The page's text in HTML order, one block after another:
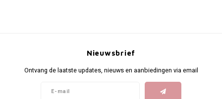
Nieuwsbrief
Ontvang de laatste updates, nieuws en aanbiedingen via email